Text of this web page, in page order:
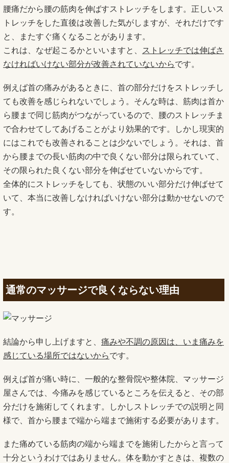
腰痛だから腰の筋肉を伸ばすストレッチをします。正しいス
トレッチをした直後は改善した気がしますが、それだけです
と、またすぐ痛くなることがあります。
これは、なぜ起こるかといいますと、
ストレッチでは伸ばさ
なければいけない部分が改善されていないからです。
例えば首の痛みがあるときに、首の部分だけをストレッチし
ても改善を感じられないでしょう。そんな時は、筋肉は首か
ら腰まで同じ筋肉がつながっているので、腰のストレッチま
で合わせてしてあげることがより効果的です。しかし現実的
にはこれでも改善されることは少ないでしょう。それは、首
から腰までの長い筋肉の中で良くない部分は限られていて、
その限られた良くない部分を伸ばせていないからです。
全体的にストレッチをしても、状態のいい部分だけ伸ばせて
いて、本当に改善しなければいけない部分は動かせないので
す。
通常のマッサージで良くならない理由
結論から申し上げますと、 痛みや不調の原因は、いま痛みを
感じている場所ではないからです。
例えば首が痛い時に、一般的な整骨院や整体院、マッサージ
屋さんでは、今痛みを感じているところを伝えると、その部
分だけを施術してくれます。しかしストレッチでの説明と同
様で、首から腰まで端から端まで施術する必要があります。
また痛めている筋肉の端から端までを施術したからと言って
十分というわけではありません。体を動かすときは、複数の